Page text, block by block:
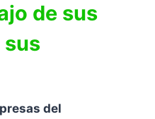
de sus
sus
del